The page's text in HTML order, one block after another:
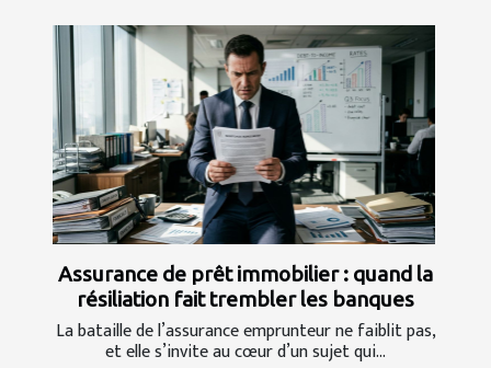
Assurance de prêt immobilier : quand la
résiliation fait trembler les banques
La bataille de l’assurance emprunteur ne faiblit pas,
et elle s’invite au cœur d’un sujet qui...